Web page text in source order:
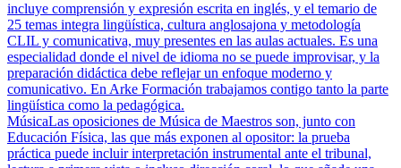
incluye comprensión y expresión escrita en inglés, y el temario de
25 temas integra lingüística, cultura anglosajona y metodología
CLIL y comunicativa, muy presentes en las aulas actuales. Es una
especialidad donde el nivel de idioma no se puede improvisar, y la
preparación didáctica debe reflejar un enfoque moderno y
comunicativo. En Arke Formación trabajamos contigo tanto la parte
lingüística como la pedagógica.
MúsicaLas oposiciones de Música de Maestros son, junto con
Educación Física, las que más exponen al opositor: la prueba
práctica puede incluir interpretación instrumental ante el tribunal,